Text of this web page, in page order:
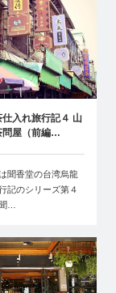
仕入れ旅行記４ 山
問屋（前編…
聞香堂の台湾烏龍
記のシリーズ第４
…